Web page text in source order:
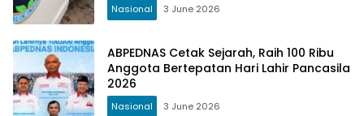
Nasional 3 June 2026
ABPEDNAS Cetak Sejarah, Raih 100 Ribu
Anggota Bertepatan Hari Lahir Pancasila
2026
Nasional 3 June 2026